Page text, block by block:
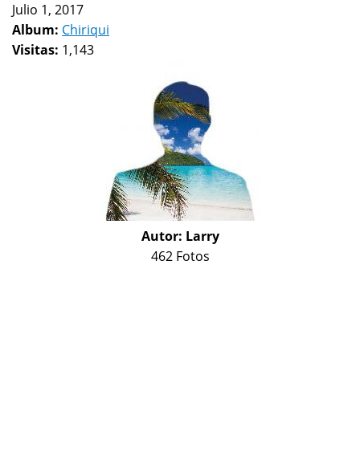
Julio 1, 2017
Album: Chiriqui
Visitas: 1,143
Autor: Larry
462 Fotos